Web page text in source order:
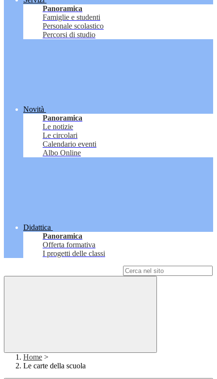
Panoramica
Famiglie e studenti
Personale scolastico
Percorsi di studio
Novità
Panoramica
Le notizie
Le circolari
Calendario eventi
Albo Online
Didattica
Panoramica
Offerta formativa
I progetti delle classi
Home >
Le carte della scuola